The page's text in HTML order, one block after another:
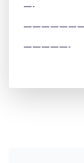
—-
—————-